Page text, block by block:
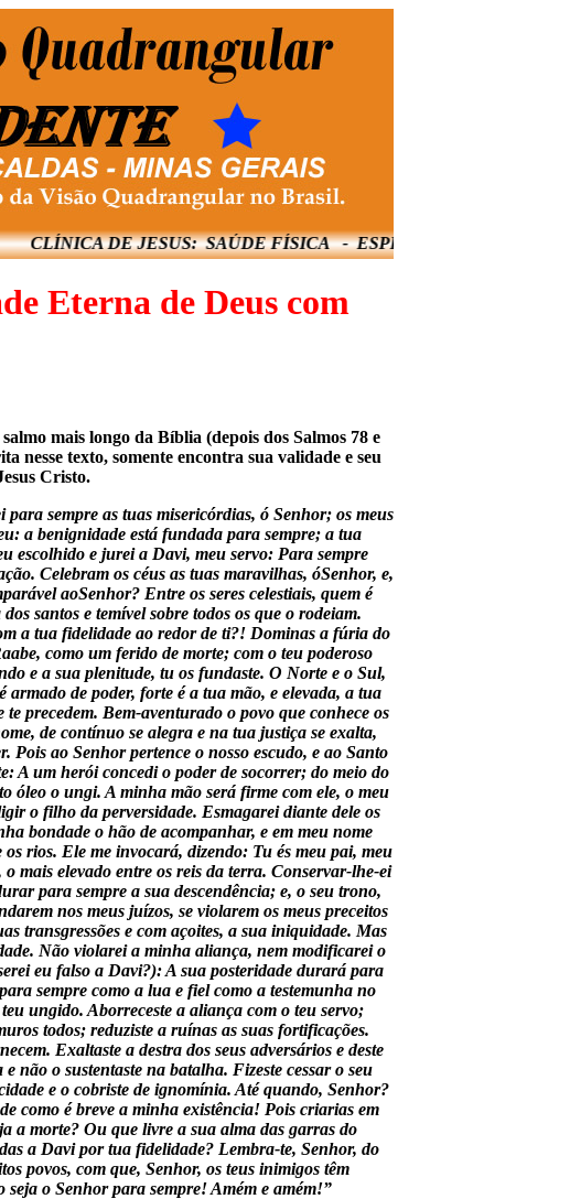
DE JESUS: SAÚDE FÍSICA - ESPIRITUAL - MENTAL E
Eterna de Deus com
mais longo da Bíblia (depois dos Salmos 78 e
nesse texto, somente encontra sua validade e seu
Cristo.
sempre as tuas misericórdias, ó Senhor; os meus
a benignidade está fundada para sempre; a tua
escolhido e jurei a Davi, meu servo: Para sempre
Celebram os céus as tuas maravilhas, óSenhor, e,
aoSenhor? Entre os seres celestiais, quem é
santos e temível sobre todos os que o rodeiam.
a tua fidelidade ao redor de ti?! Dominas a fúria do
como um ferido de morte; com o teu poderoso
e a sua plenitude, tu os fundaste. O Norte e o Sul,
de poder, forte é a tua mão, e elevada, a tua
precedem. Bem-aventurado o povo que conhece os
de contínuo se alegra e na tua justiça se exalta,
ao Senhor pertence o nosso escudo, e ao Santo
A um herói concedi o poder de socorrer; do meio do
óleo o ungi. A minha mão será firme com ele, o meu
o filho da perversidade. Esmagarei diante dele os
bondade o hão de acompanhar, e em meu nome
rios. Ele me invocará, dizendo: Tu és meu pai, meu
mais elevado entre os reis da terra. Conservar-lhe-ei
para sempre a sua descendência; e, o seu trono,
nos meus juízos, se violarem os meus preceitos
transgressões e com açoites, a sua iniquidade. Mas
Não violarei a minha aliança, nem modificarei o
eu falso a Davi?): A sua posteridade durará para
sempre como a lua e fiel como a testemunha no
ungido. Aborreceste a aliança com o teu servo;
todos; reduziste a ruínas as suas fortificações.
Exaltaste a destra dos seus adversários e deste
não o sustentaste na batalha. Fizeste cessar o seu
e o cobriste de ignomínia. Até quando, Senhor?
como é breve a minha existência! Pois criarias em
a morte? Ou que livre a sua alma das garras do
a Davi por tua fidelidade? Lembra-te, Senhor, do
povos, com que, Senhor, os teus inimigos têm
o Senhor para sempre! Amém e amém!”